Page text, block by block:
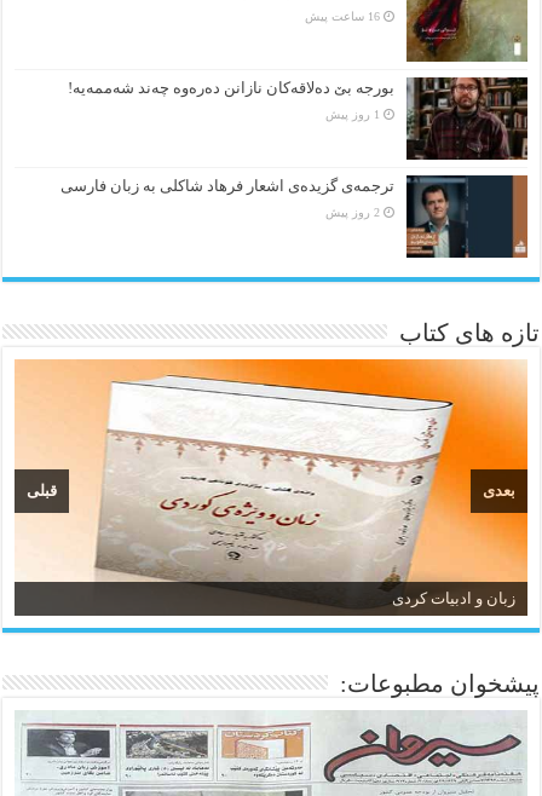
16 ساعت پیش
بورجە بێ دەلاقەکان نازانن دەرەوە چەند شەممەیە!
1 روز پیش
ترجمه‌ی گزیده‌‌ی اشعار فرهاد شاکلی به زبان فارسی
2 روز پیش
تازه های کتاب
زبان و ادبیات کردی
قبلی بعدی
پیشخوان مطبوعات: